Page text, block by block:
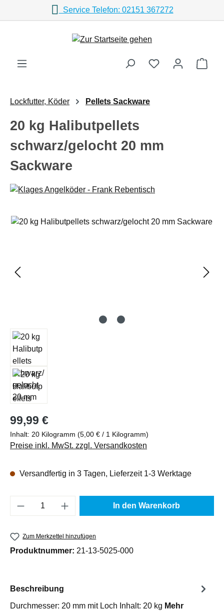
Zum Hauptinhalt springenService Telefon: 02151 367272
Lockfutter, Köder Pellets Sackware
20 kg Halibutpellets
schwarz/gelocht 20 mm
Sackware
Bildergalerie überspringen
Regulärer Preis:
99,99 €
Inhalt: 20 Kilogramm (5,00 € / 1 Kilogramm)
Preise inkl. MwSt. zzgl. Versandkosten
Versandfertig in 3 Tagen, Lieferzeit 1-3 Werktage
Produkt Anzahl: Gib den gewünschten
In den Warenkorb
Zum Merkzettel hinzufügen
Produktnummer: 21-13-5025-000
Beschreibung
Durchmesser: 20 mm mit Loch Inhalt: 20 kg Mehr